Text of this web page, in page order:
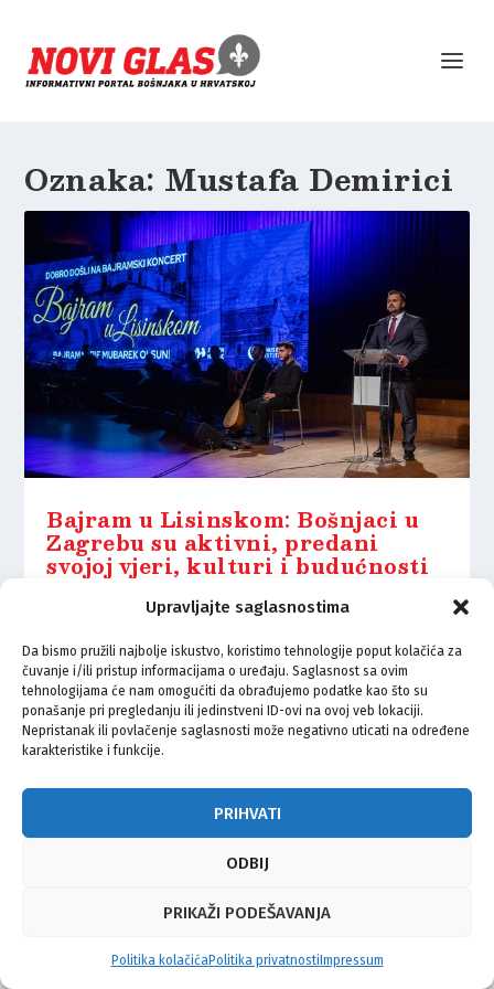
Upravljajte saglasnostima
Da bismo pružili najbolje iskustvo, koristimo tehnologije poput kolačića za
čuvanje i/ili pristup informacijama o uređaju. Saglasnost sa ovim
tehnologijama će nam omogućiti da obrađujemo podatke kao što su
ponašanje pri pregledanju ili jedinstveni ID-ovi na ovoj veb lokaciji.
Nepristanak ili povlačenje saglasnosti može negativno uticati na određene
karakteristike i funkcije.
PRIHVATI
ODBIJ
PRIKAŽI PODEŠAVANJA
Politika kolačićaPolitika privatnosti Impressum
Oznaka: Mustafa Demirici
Bajram u Lisinskom: Bošnjaci u
Zagrebu su aktivni, predani
svojoj vjeri, kulturi i budućnosti
© Vijeće bošnjačke nacionalne manjine Grada Zagreba 2026